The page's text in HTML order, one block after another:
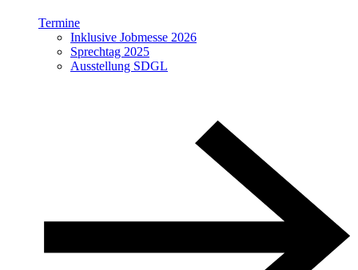
Termine
Inklusive Jobmesse 2026
Sprechtag 2025
Ausstellung SDGL